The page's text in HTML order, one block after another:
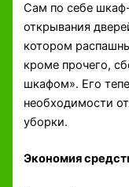
Сам по себе
открывания
котором
кроме прочего,
шкафом». Его
необходимости
уборки.
Экономия